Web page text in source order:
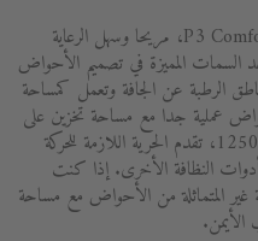
التغير الناعم بفكر في الصيني جعل من P3 Comforts، مريحا وسهل الرعاية
السمات المميزة في تصميم الأحواض
الرطبة عن الجافة وتعمل كمساحة
عملية جدا مع مساحة تخزين على
كلا الجانبين، وبعرض كلي يصل إلى 1250mm، تقدم الحرية اللازمة للحركة
النظافة الأخرى. إذا كنت
المتماثلة من الأحواض مع مساحة
الأيمن.